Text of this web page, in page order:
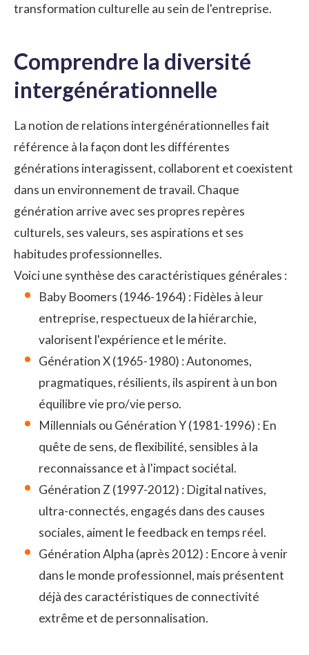
transformation culturelle au sein de l'entreprise.
Comprendre la diversité
intergénérationnelle
La notion de relations intergénérationnelles fait
référence à la façon dont les différentes
générations interagissent, collaborent et coexistent
dans un environnement de travail. Chaque
génération arrive avec ses propres repères
culturels, ses valeurs, ses aspirations et ses
habitudes professionnelles.
Voici une synthèse des caractéristiques générales :
Baby Boomers (1946-1964) : Fidèles à leur
entreprise, respectueux de la hiérarchie,
valorisent l'expérience et le mérite.
Génération X (1965-1980) : Autonomes,
pragmatiques, résilients, ils aspirent à un bon
équilibre vie pro/vie perso.
Millennials ou Génération Y (1981-1996) : En
quête de sens, de flexibilité, sensibles à la
reconnaissance et à l'impact sociétal.
Génération Z (1997-2012) : Digital natives,
ultra-connectés, engagés dans des causes
sociales, aiment le feedback en temps réel.
Génération Alpha (après 2012) : Encore à venir
dans le monde professionnel, mais présentent
déjà des caractéristiques de connectivité
extrême et de personnalisation.